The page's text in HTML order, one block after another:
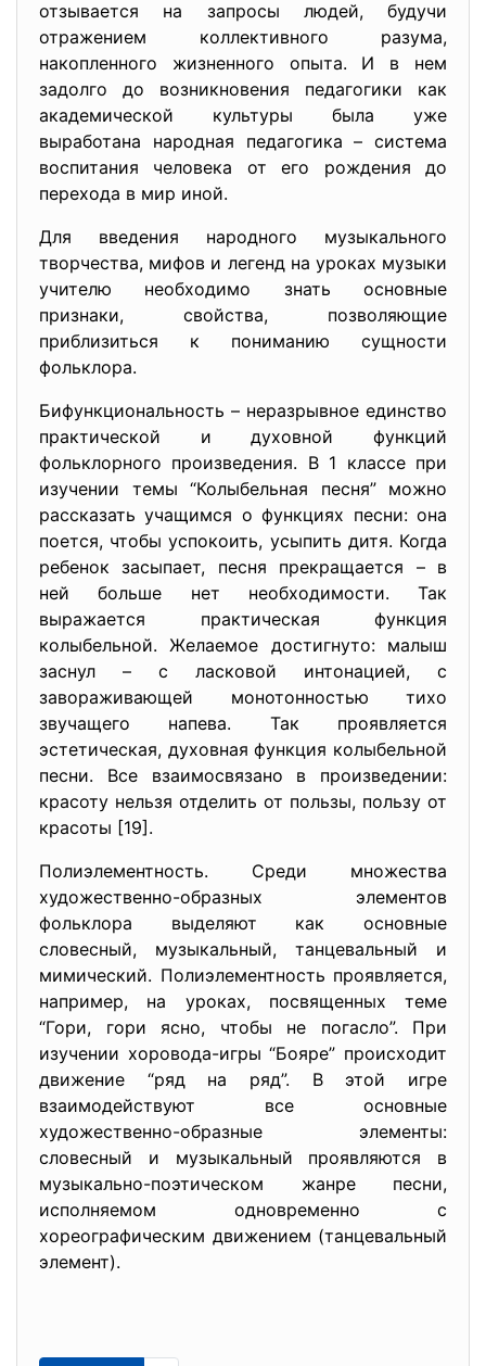
отзывается на запросы людей, будучи
отражением коллективного разума,
накопленного жизненного опыта. И в нем
задолго до возникновения педагогики как
академической культуры была уже
выработана народная педагогика – система
воспитания человека от его рождения до
перехода в мир иной.
Для введения народного музыкального
творчества, мифов и легенд на уроках музыки
учителю необходимо знать основные
признаки, свойства, позволяющие
приблизиться к пониманию сущности
фольклора.
Бифункциональность – неразрывное единство
практической и духовной функций
фольклорного произведения. В 1 классе при
изучении темы “Колыбельная песня” можно
рассказать учащимся о функциях песни: она
поется, чтобы успокоить, усыпить дитя. Когда
ребенок засыпает, песня прекращается – в
ней больше нет необходимости. Так
выражается практическая функция
колыбельной. Желаемое достигнуто: малыш
заснул – с ласковой интонацией, с
завораживающей монотонностью тихо
звучащего напева. Так проявляется
эстетическая, духовная функция колыбельной
песни. Все взаимосвязано в произведении:
красоту нельзя отделить от пользы, пользу от
красоты [19].
Полиэлементность. Среди множества
художественно-образных элементов
фольклора выделяют как основные
словесный, музыкальный, танцевальный и
мимический. Полиэлементность проявляется,
например, на уроках, посвященных теме
“Гори, гори ясно, чтобы не погасло”. При
изучении хоровода-игры “Бояре” происходит
движение “ряд на ряд”. В этой игре
взаимодействуют все основные
художественно-образные элементы:
словесный и музыкальный проявляются в
музыкально-поэтическом жанре песни,
исполняемом одновременно с
хореографическим движением (танцевальный
элемент).